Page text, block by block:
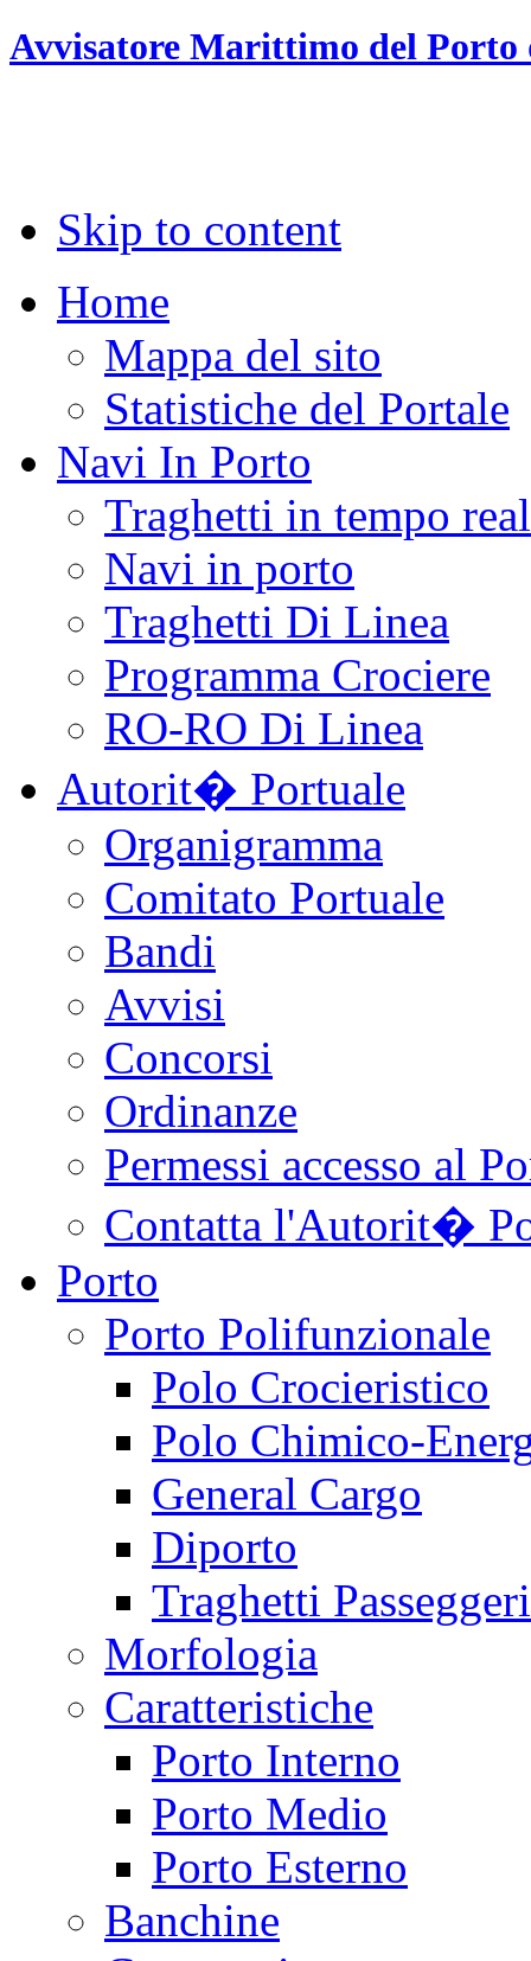
Avvisatore Marittimo del
Skip to content
Home
Mappa del sito
Statistiche del Portale
Navi In Porto
Traghetti in tempo
Navi in porto
Traghetti Di Linea
Programma Crociere
RO-RO Di Linea
Autorit� Portuale
Organigramma
Comitato Portuale
Bandi
Avvisi
Concorsi
Ordinanze
Permessi accesso al
Contatta l'Autorit�
Porto
Porto Polifunzionale
Polo Crocieristico
Polo Chimico-
General Cargo
Diporto
Traghetti Passeggeri
Morfologia
Caratteristiche
Porto Interno
Porto Medio
Porto Esterno
Banchine